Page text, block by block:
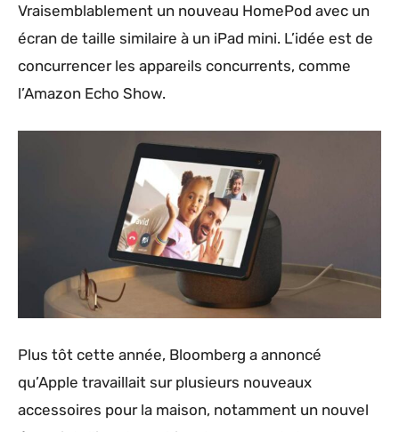
Vraisemblablement un nouveau HomePod avec un
écran de taille similaire à un iPad mini. L’idée est de
concurrencer les appareils concurrents, comme
l’Amazon Echo Show.
Plus tôt cette année, Bloomberg a annoncé
qu’Apple travaillait sur plusieurs nouveaux
accessoires pour la maison, notamment un nouvel